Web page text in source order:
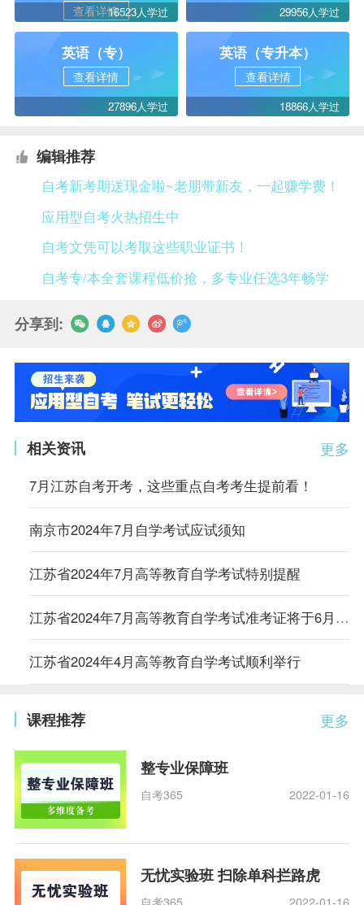
查看详情16523人学过 29956人学过
英语（专）
查看详情
27896人学过
英语（专升本）
查看详情
18866人学过
编辑推荐
自考新考期送现金啦~老朋带新友，一起赚学费！
应用型自考火热招生中
自考文凭可以考取这些职业证书！
自考专/本全套课程低价抢，多专业任选3年畅学
分享到:
更多
相关资讯
7月江苏自考开考，这些重点自考考生提前看！
南京市2024年7月自学考试应试须知
江苏省2024年7月高等教育自学考试特别提醒
江苏省2024年7月高等教育自学考试准考证将于6月27日开放打印
江苏省2024年4月高等教育自学考试顺利举行
更多
课程推荐
整专业保障班
自考365 2022-01-16
无忧实验班 扫除单科拦路虎